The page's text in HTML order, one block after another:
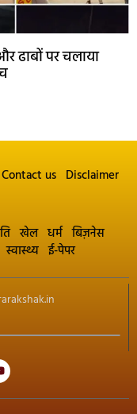
ढाबों पर चलाया
Contact us Disclaimer
खेल धर्म बिज़नेस
स्वास्थ्य ई-पेपर